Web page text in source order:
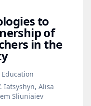
to
of
in the
Iatsyshyn, Alisa
Sliuniaiev